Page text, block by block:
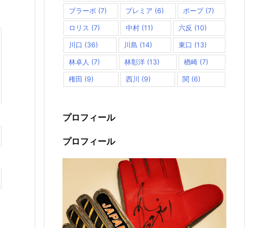
ブラーボ (7) プレミア (6) ポープ(7)
ロリス (7) 中村(11) 六反 (10)
川口 (36) 川島 (14) 東口 (13)
林卓人 (7) 林彰洋 (13) 楢崎 (7)
権田 (9) 西川 (9) 関 (6)
プロフィール
プロフィール